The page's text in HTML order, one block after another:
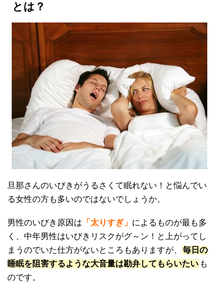
とは？
旦那さんのいびきがうるさくて眠れない！と悩んでい
る女性の方も多いのではないでしょうか。
男性のいびき原因は 「太りすぎ」 によるものが最も多
く、中年男性はいびきリスクがグ～ン！と上がってし
まうのでいた仕方がないところもありますが、
毎日の
睡眠を阻害するような大音量は勘弁してもらいたい も
のです。